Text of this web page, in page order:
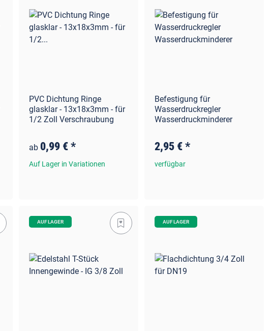
PVC Dichtung Ringe
glasklar - 13x18x3mm - für
1/2 Zoll Verschraubung
ab 0,99 €*
Auf Lager in Variationen
Befestigung für
Wasserdruckregler
Wasserdruckminderer
2,95 €*
verfügbar
AUF LAGER AUF LAGER